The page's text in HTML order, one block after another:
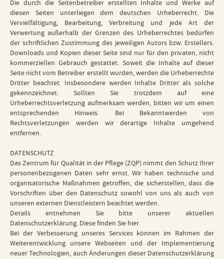
Die durch die Seitenbetreiber erstellten Inhalte und Werke auf
diesen Seiten unterliegen dem deutschen Urheberrecht. Die
Vervielfältigung, Bearbeitung, Verbreitung und jede Art der
Verwertung außerhalb der Grenzen des Urheberrechtes bedürfen
der schriftlichen Zustimmung des jeweiligen Autors bzw. Erstellers.
Downloads und Kopien dieser Seite sind nur für den privaten, nicht
kommerziellen Gebrauch gestattet. Soweit die Inhalte auf dieser
Seite nicht vom Betreiber erstellt wurden, werden die Urheberrechte
Dritter beachtet. Insbesondere werden Inhalte Dritter als solche
gekennzeichnet. Sollten Sie trotzdem auf eine
Urheberrechtsverletzung aufmerksam werden, bitten wir um einen
entsprechenden Hinweis. Bei Bekanntwerden von
Rechtsverletzungen werden wir derartige Inhalte umgehend
entfernen.
DATENSCHUTZ
Das Zentrum für Qualität in der Pflege (ZQP) nimmt den Schutz Ihrer
personenbezogenen Daten sehr ernst. Wir haben technische und
organisatorische Maßnahmen getroffen, die sicherstellen, dass die
Vorschriften über den Datenschutz sowohl von uns als auch von
unseren externen Dienstleistern beachtet werden.
Details entnehmen Sie bitte unserer aktuellen
Datenschutzerklärung. Diese finden Sie hier.
Bei der Verbesserung unseres Services können im Rahmen der
Weiterentwicklung unsere Webseiten und der Implementierung
neuer Technologien, auch Änderungen dieser Datenschutzerklärung